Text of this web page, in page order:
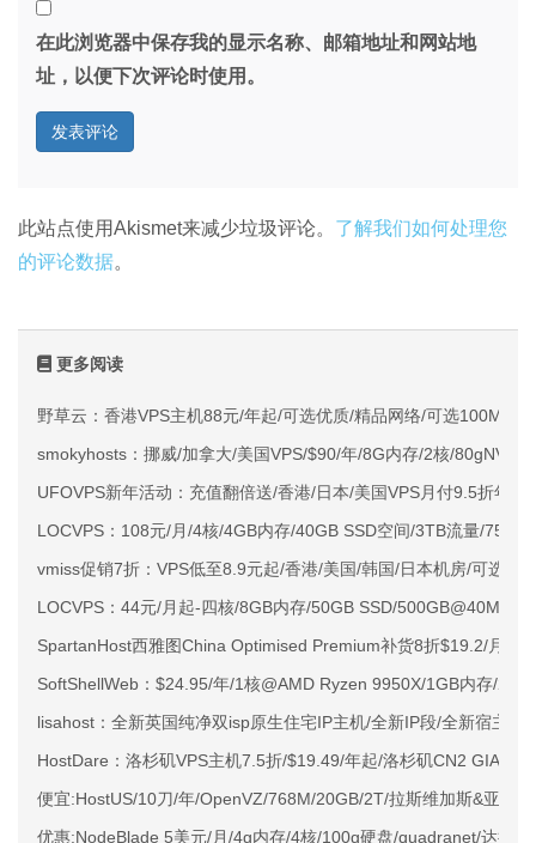
在此浏览器中保存我的显示名称、邮箱地址和网站地
址，以便下次评论时使用。
此站点使用Akismet来减少垃圾评论。 了解我们如何处理您
的评论数据。
更多阅读
野草云：香港VPS主机88元/年起/可选优质/精品网络/可选100M不
smokyhosts：挪威/加拿大/美国VPS/$90/年/8G内存/2核/
UFOVPS新年活动：充值翻倍送/香港/日本/美国VPS月付9.5折年
LOCVPS：108元/月/4核/4GB内存/40GB SSD空间/3TB流量/
vmiss促销7折：VPS低至8.9元起/香港/美国/韩国/日本机房/可选
LOCVPS：44元/月起-四核/8GB内存/50GB SSD/
SpartanHost西雅图China Optimised Premium补货8折$19.2/月起
SoftShellWeb：$24.95/年/1核@AMD Ryzen 9950X/1GB内存/
lisahost：全新英国纯净双isp原生住宅IP主机/全新IP段/全新宿主机
HostDare：洛杉矶VPS主机7.5折/$19.49/年起/洛杉矶CN2 GIA/日
便宜:HostUS/10刀/年/OpenVZ/768M/20GB/2T/拉斯维加斯&亚特
优惠:NodeBlade 5美元/月/4g内存/4核/100g硬盘/quadranet/达拉斯